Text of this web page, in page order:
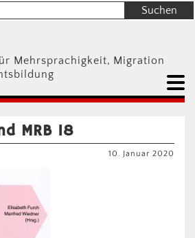
Mehrsprachigkeit, Migration
MRB 18
10. Januar 2020